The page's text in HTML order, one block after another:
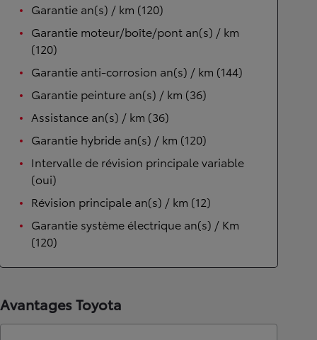
Garantie an(s) / km (120)
Garantie moteur/boîte/pont an(s) / km
(120)
Garantie anti-corrosion an(s) / km (144)
Garantie peinture an(s) / km (36)
Assistance an(s) / km (36)
Garantie hybride an(s) / km (120)
Intervalle de révision principale variable
(oui)
Révision principale an(s) / km (12)
Garantie système électrique an(s) / Km
(120)
Avantages Toyota